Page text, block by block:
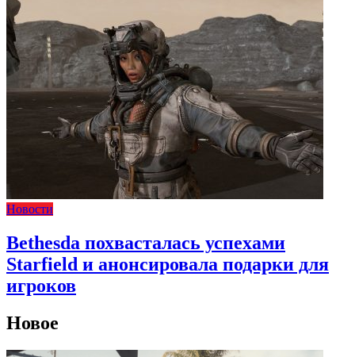
Новости
Bethesda похвасталась успехами
Starfield и анонсировала подарки для
игроков
Новое